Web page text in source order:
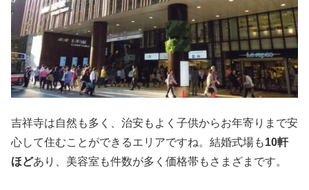
吉祥寺は自然も多く、治安もよく子供からお年寄りまで安
心して住むことができるエリアですね。結婚式場も10軒
ほどあり、美容室も件数が多く価格帯もさまざまです。